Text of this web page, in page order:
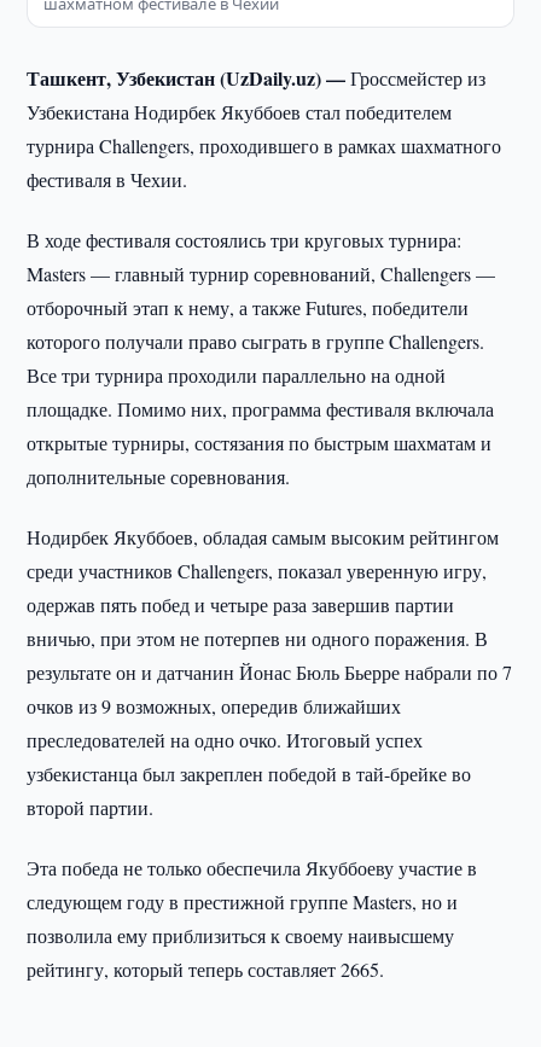
Ташкент, Узбекистан (UzDaily.uz) —Гроссмейстер из
Узбекистана Нодирбек Якуббоев стал победителем
турнира Challengers, проходившего в рамках шахматного
фестиваля в Чехии.
В ходе фестиваля состоялись три круговых турнира:
Masters — главный турнир соревнований, Challengers —
отборочный этап к нему, а также Futures, победители
которого получали право сыграть в группе Challengers.
Все три турнира проходили параллельно на одной
площадке. Помимо них, программа фестиваля включала
открытые турниры, состязания по быстрым шахматам и
дополнительные соревнования.
Нодирбек Якуббоев, обладая самым высоким рейтингом
среди участников Challengers, показал уверенную игру,
одержав пять побед и четыре раза завершив партии
вничью, при этом не потерпев ни одного поражения. В
результате он и датчанин Йонас Бюль Бьерре набрали по 7
очков из 9 возможных, опередив ближайших
преследователей на одно очко. Итоговый успех
узбекистанца был закреплен победой в тай-брейке во
второй партии.
Эта победа не только обеспечила Якуббоеву участие в
следующем году в престижной группе Masters, но и
позволила ему приблизиться к своему наивысшему
рейтингу, который теперь составляет 2665.